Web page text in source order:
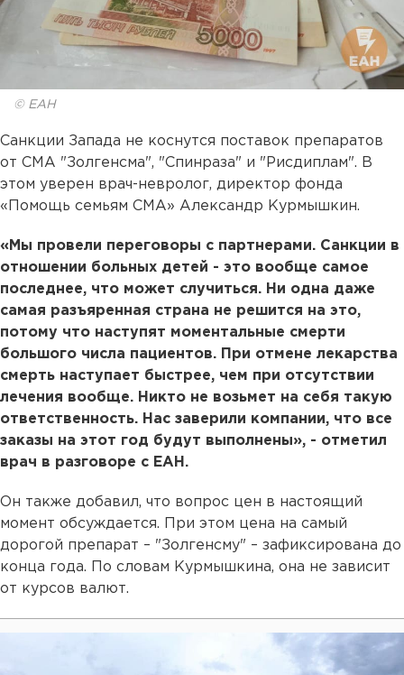
© ЕАН
Санкции Запада не коснутся поставок препаратов
от СМА "Золгенсма", "Спинраза" и "Рисдиплам". В
этом уверен врач-невролог, директор фонда
«Помощь семьям СМА» Александр Курмышкин.
«Мы провели переговоры с партнерами. Санкции в
отношении больных детей - это вообще самое
последнее, что может случиться. Ни одна даже
самая разъяренная страна не решится на это,
потому что наступят моментальные смерти
большого числа пациентов. При отмене лекарства
смерть наступает быстрее, чем при отсутствии
лечения вообще. Никто не возьмет на себя такую
ответственность. Нас заверили компании, что все
заказы на этот год будут выполнены», - отметил
врач в разговоре с ЕАН.
Он также добавил, что вопрос цен в настоящий
момент обсуждается. При этом цена на самый
дорогой препарат – "Золгенсму" – зафиксирована до
конца года. По словам Курмышкина, она не зависит
от курсов валют.